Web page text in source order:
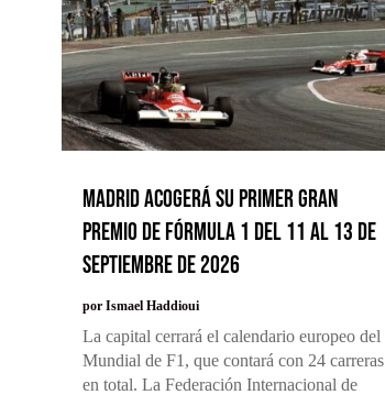
Madrid acogerá su primer Gran
Premio de Fórmula 1 del 11 al 13 de
septiembre de 2026
por Ismael Haddioui
La capital cerrará el calendario europeo del
Mundial de F1, que contará con 24 carreras
en total. La Federación Internacional de